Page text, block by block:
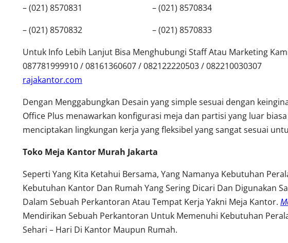
– (021) 8570831 – (021) 8570834
– (021) 8570832 – (021) 8570833
Untuk Info Lebih Lanjut Bisa Menghubungi Staff Atau Marketing
087781999910 / 08161360607 / 082122220503 / 082210030307
rajakantor.com
Dengan Menggabungkan Desain yang simple sesuai dengan
Office Plus menawarkan konfigurasi meja dan partisi yang luar
menciptakan lingkungan kerja yang fleksibel yang sangat sesuai
Toko Meja Kantor Murah Jakarta
Seperti Yang Kita Ketahui Bersama, Yang Namanya Kebutuhan
Kebutuhan Kantor Dan Rumah Yang Sering Dicari Dan Digunakan
Dalam Sebuah Perkantoran Atau Tempat Kerja Yakni Meja Kantor.
Mendirikan Sebuah Perkantoran Untuk Memenuhi Kebutuhan
Sehari – Hari Di Kantor Maupun Rumah.